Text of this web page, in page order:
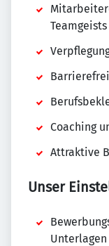
Teamgeists
Coaching
Attraktive
Unser
Unterlagen